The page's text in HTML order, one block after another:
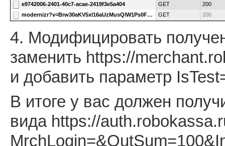
4. Модифицировать
заменить https://
и добавить параметр
В итоге у вас должен
вида https://